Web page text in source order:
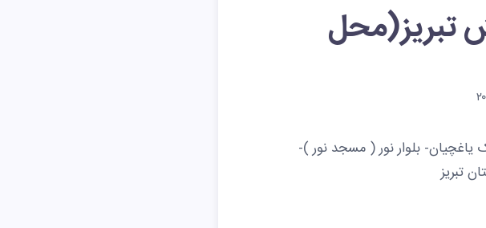
تبریز(محل
یاغچیان- بلوار نور ( مسجد نور )-
تبریز